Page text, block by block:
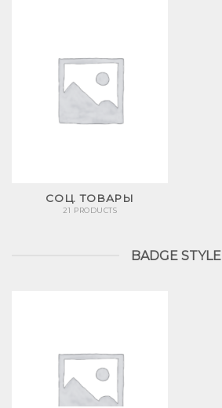
СОЦ. ТОВАРЫ
21 PRODUCTS
BADGE STYLE